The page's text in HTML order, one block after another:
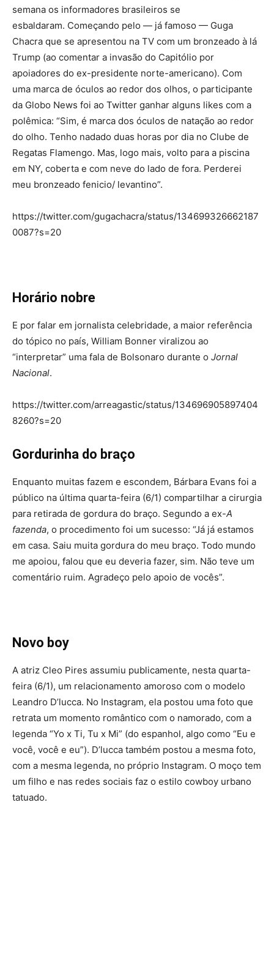
semana os informadores brasileiros se
esbaldaram. Começando pelo — já famoso — Guga
Chacra que se apresentou na TV com um bronzeado à lá
Trump (ao comentar a invasão do Capitólio por
apoiadores do ex-presidente norte-americano). Com
uma marca de óculos ao redor dos olhos, o participante
da Globo News foi ao Twitter ganhar alguns likes com a
polêmica: “Sim, é marca dos óculos de natação ao redor
do olho. Tenho nadado duas horas por dia no Clube de
Regatas Flamengo. Mas, logo mais, volto para a piscina
em NY, coberta e com neve do lado de fora. Perderei
meu bronzeado fenicio/ levantino”.
https://twitter.com/gugachacra/status/134699326662187
0087?s=20
Horário nobre
E por falar em jornalista celebridade, a maior referência
do tópico no país, William Bonner viralizou ao
“interpretar” uma fala de Bolsonaro durante o Jornal
Nacional.
https://twitter.com/arreagastic/status/134696905897404
8260?s=20
Gordurinha do braço
Enquanto muitas fazem e escondem, Bárbara Evans foi a
público na última quarta-feira (6/1) compartilhar a cirurgia
para retirada de gordura do braço. Segundo a ex-A
fazenda, o procedimento foi um sucesso: “Já já estamos
em casa. Saiu muita gordura do meu braço. Todo mundo
me apoiou, falou que eu deveria fazer, sim. Não teve um
comentário ruim. Agradeço pelo apoio de vocês”.
Novo boy
A atriz Cleo Pires assumiu publicamente, nesta quarta-
feira (6/1), um relacionamento amoroso com o modelo
Leandro D’lucca. No Instagram, ela postou uma foto que
retrata um momento romântico com o namorado, com a
legenda “Yo x Ti, Tu x Mi” (do espanhol, algo como “Eu e
você, você e eu”). D’lucca também postou a mesma foto,
com a mesma legenda, no próprio Instagram. O moço tem
um filho e nas redes sociais faz o estilo cowboy urbano
tatuado.